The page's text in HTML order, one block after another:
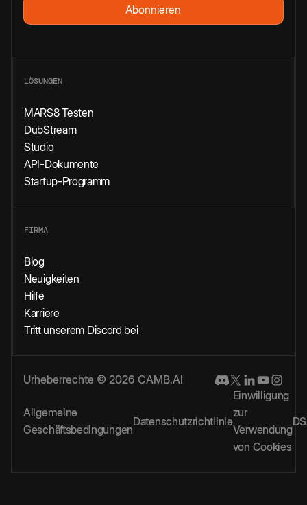
LÖSUNGEN
MARS8 Testen
DubStream
Studio
API-Dokumente
Startup-Programm
FIRMA
Blog
Neuigkeiten
Hilfe
Karriere
Tritt unserem Discord bei
Urheberrechte © 2026 CAMB.AI
Allgemeine
Geschäftsbedingungen
Datenschutzrichtlinie
Einwilligung
zur
Verwendung
von Cookies